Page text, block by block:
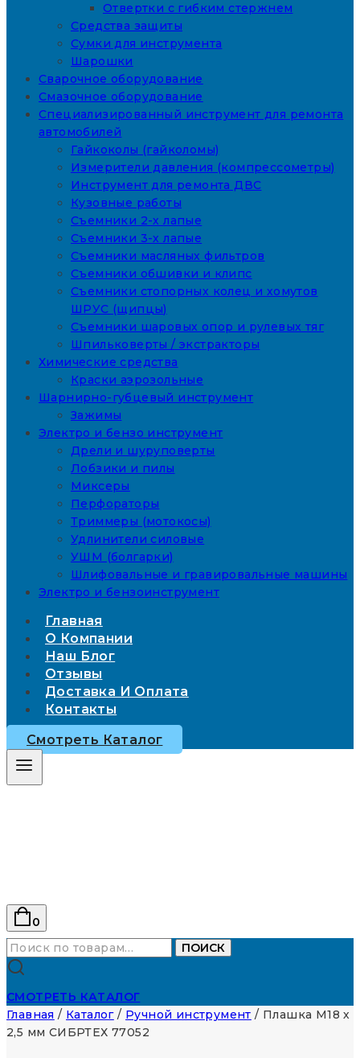
Отвертки с гибким стержнем
Средства защиты
Сумки для инструмента
Шарошки
Сварочное оборудование
Смазочное оборудование
Специализированный инструмент для ремонта
автомобилей
Гайкоколы (гайколомы)
Измерители давления (компрессометры)
Инструмент для ремонта ДВС
Кузовные работы
Съемники 2-х лапые
Съемники 3-х лапые
Съемники масляных фильтров
Съемники обшивки и клипс
Съемники стопорных колец и хомутов
ШРУС (щипцы)
Съемники шаровых опор и рулевых тяг
Шпильковерты / экстракторы
Химические средства
Краски аэрозольные
Шарнирно-губцевый инструмент
Зажимы
Электро и бензо инструмент
Дрели и шуруповерты
Лобзики и пилы
Миксеры
Перфораторы
Триммеры (мотокосы)
Удлинители силовые
УШМ (болгарки)
Шлифовальные и гравировальные машины
Электро и бензоинструмент
Главная
О Компании
Наш Блог
Отзывы
Доставка И Оплата
Контакты
Смотреть Каталог
0
Искать:
ПОИСК
СМОТРЕТЬ КАТАЛОГ
Главная / Каталог / Ручной инструмент / Плашка М18 х
2,5 мм СИБРТЕХ 77052